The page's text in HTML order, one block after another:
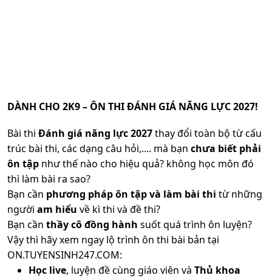
DÀNH CHO 2K9 – ÔN THI ĐÁNH GIÁ NĂNG LỰC 2027!
Bài thi Đánh giá năng lực 2027thay đổi toàn bộ từ cấu
trúc bài thi, các dạng câu hỏi,.... mà bạn chưa biết phải
ôn tập như thế nào cho hiệu quả? không học môn đó
thì làm bài ra sao?
Bạn cần phương pháp ôn tập và làm bài thi từ những
người am hiểu về kì thi và đề thi?
Bạn cần thầy cô đồng hành suốt quá trình ôn luyện?
Vậy thì hãy xem ngay lộ trình ôn thi bài bản tại
ON.TUYENSINH247.COM:
Học live, luyện đề cùng giáo viên và Thủ khoa